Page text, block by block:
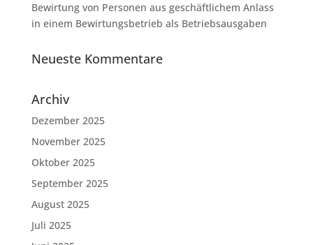
Bewirtung von Personen aus geschäftlichem Anlass
in einem Bewirtungsbetrieb als Betriebsausgaben
Neueste Kommentare
Archiv
Dezember 2025
November 2025
Oktober 2025
September 2025
August 2025
Juli 2025